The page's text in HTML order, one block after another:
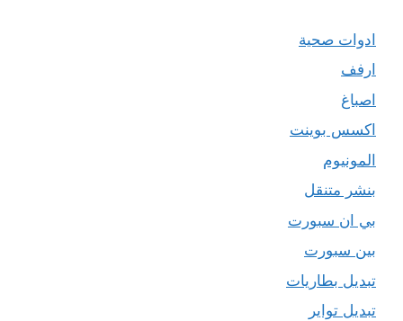
ادوات صحية
ارفف
اصباغ
اكسس بوينت
المونيوم
بنشر متنقل
بي ان سبورت
بين سبورت
تبديل بطاريات
تبديل تواير